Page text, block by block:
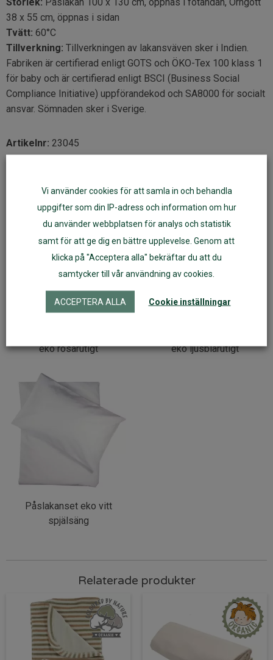
38 x 55 cm, öppnas i sidan
Tvätt: 60°C
Tillverkning: Tillverkningen av lakansväven sker i Indien.
Fabriken är certifierad enligt GOTS och ÖKO-Tex 100 klass 1
för baby och är certifierad enligt BSCI (Business Social
Compliance Initiative) uppförandekod och SA8000 för socialt
ansvar. Sömnaden sker i Sverige.
Artikelnr: 23045
eko rosarutigt
eko ljusblårutigt
Påslakanset eko vitt
spjälsäng
Relaterade produkter
Vi använder cookies för att samla in och behandla
uppgifter som din IP-adress och information om hur
du använder webbplatsen för analys och statistik
samt för att ge dig en bättre upplevelse. Genom att
klicka på "Acceptera alla" bekräftar du att du
samtycker till vår användning av cookies.
ACCEPTERA ALLA Cookie inställningar